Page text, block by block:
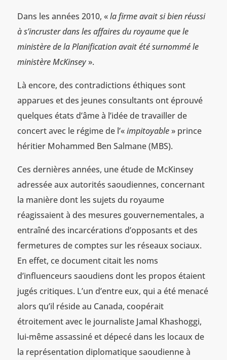
Dans les années 2010, «la firme avait si bien réussi
à s’incruster dans les affaires du royaume que le
ministère de la Planification avait été surnommé le
ministère McKinsey».
Là encore, des contradictions éthiques sont
apparues et des jeunes consultants ont éprouvé
quelques états d’âme à l’idée de travailler de
concert avec le régime de l’«impitoyable» prince
héritier Mohammed Ben Salmane (MBS).
Ces dernières années, une étude de McKinsey
adressée aux autorités saoudiennes, concernant
la manière dont les sujets du royaume
réagissaient à des mesures gouvernementales, a
entraîné des incarcérations d’opposants et des
fermetures de comptes sur les réseaux sociaux.
En effet, ce document citait les noms
d’influenceurs saoudiens dont les propos étaient
jugés critiques. L’un d’entre eux, qui a été menacé
alors qu’il réside au Canada, coopérait
étroitement avec le journaliste Jamal Khashoggi,
lui-même assassiné et dépecé dans les locaux de
la représentation diplomatique saoudienne à